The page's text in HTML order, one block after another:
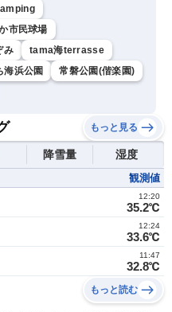
市民球場
み
tama海terrasse
海浜公園
常磐公園(偕楽園)
もっと見る
降雪量 湿度
観測値
35.2℃
12:20
33.6℃
12:24
32.8℃
11:47
もっと読む